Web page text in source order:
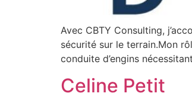
Avec CBTY Consulting,
sécurité sur le terrain.Mon
conduite d’engins
Celine Petit